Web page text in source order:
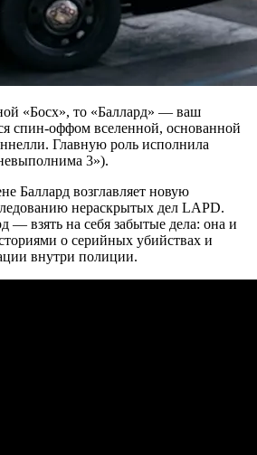
«Босх», то «Баллард» — ваш
спин-оффом вселенной, основанной
Главную роль исполнила
3»).
Баллард возглавляет новую
нераскрытых дел LAPD.
— взять на себя забытые дела: она и
о серийных убийствах и
внутри полиции.